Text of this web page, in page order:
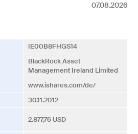
07.08.2026
IE00B8FHGS14
BlackRock Asset
Management Ireland Limited
www.ishares.com/de/
30.11.2012
2.877,76 USD